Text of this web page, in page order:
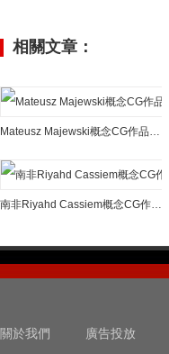
相關文章：
Mateusz Majewski概念CG作品欣賞
南非Riyahd Cassiem概念CG作品欣賞
關於我們 廣告投放